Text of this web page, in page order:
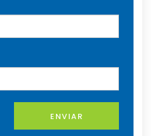
ENVIAR